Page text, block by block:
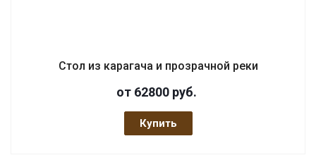
Стол из карагача и прозрачной реки
от 62800 руб.
Купить